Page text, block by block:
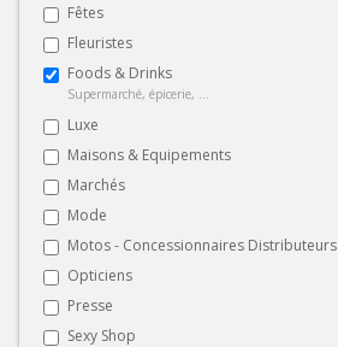
Fêtes
Fleuristes
Foods & Drinks
Supermarché, épicerie, ...
Luxe
Maisons & Equipements
Marchés
Mode
Motos - Concessionnaires Distributeurs
Opticiens
Presse
Sexy Shop